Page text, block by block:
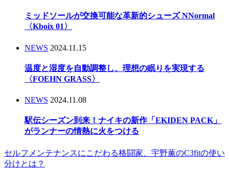
ミッドソールが交換可能な革新的シューズ NNormal
〈Kboix 01〉
NEWS 2024.11.15
温度と湿度を自動調整し、理想の眠りを実現する
〈FOEHN GRASS〉
NEWS 2024.11.08
駅伝シーズン到来！ナイキの新作「EKIDEN PACK」
がランナーの情熱に火をつける
セルフメンテナンスにこだわる格闘家、宇野薫のC3fitの使い
分けとは？